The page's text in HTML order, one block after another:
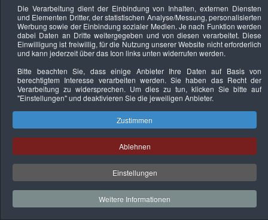
Keine Termine
Datenschutzerklärung Urheberrechtsnachweise Nachhaltigkeit
Copyright © 2026. Bundesverband Deutscher
Sachverständiger und Fachgutachter e.V..
Die Verarbeitung dient der Einbindung von Inhalten, externen Diensten
und Elementen Dritter, der statistischen Analyse/Messung, personalisierten
Werbung sowie der Einbindung sozialer Medien. Je nach Funktion werden
dabei Daten an Dritte weitergegeben und von diesen verarbeitet. Diese
Einwilligung ist freiwillig, für die Nutzung unserer Website nicht erforderlich
und kann jederzeit über das Icon links unten widerrufen werden.
Bitte beachten Sie, dass einige Anbieter Ihre Daten auf Basis von
berechtigtem Interesse verarbeiten werden. Sie haben das Recht der
Verarbeitung zu widersprechen. Um dies zu tun, klicken Sie bitte auf
"Einstellungen"und deaktivieren Sie die jeweiligen Anbieter.
Zustimmen
Ablehnen
Einstellungen
Weitere Informationen